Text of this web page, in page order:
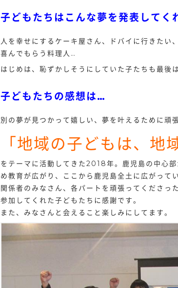
子どもたちはこんな夢を発表してく
人を幸せにするケーキ屋さん、ドバイに行きたい
喜んでもらう料理人…
はじめは、恥ずかしそうにしていた子たちも最後
子どもたちの感想は…
別の夢が見つかって嬉しい、夢を叶えるために頑
「地域の子どもは、地
をテーマに活動してきた2018年。鹿児島の中心
め教育が広がり、ここから鹿児島全土に広がって
関係者のみなさん、各パートを頑張ってくださっ
参加してくれた子どもたちに感謝です。
また、みなさんと会えること楽しみにしてます。